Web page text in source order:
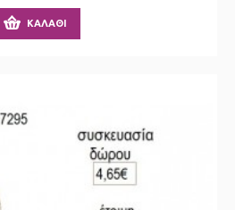
ΚΑΛΆΘΙ